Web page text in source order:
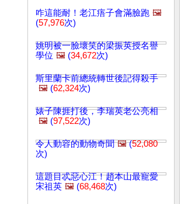
咋這能耐！老江痦子會滿臉跑 🖼️
(57,976次)
姚明被一臉壞笑的梁振英授名譽
學位 🖼️ (34,672次)
斯里蘭卡前總統轉世後記得殺手
🖼️ (62,324次)
婊子陳捱打後，李瑞英老公亮相
🖼️ (97,522次)
令人動容的動物奇聞 🖼️(52,080
次)
這題目忒惡心江！趙本山最寵愛
宋祖英 🖼️ (68,468次)